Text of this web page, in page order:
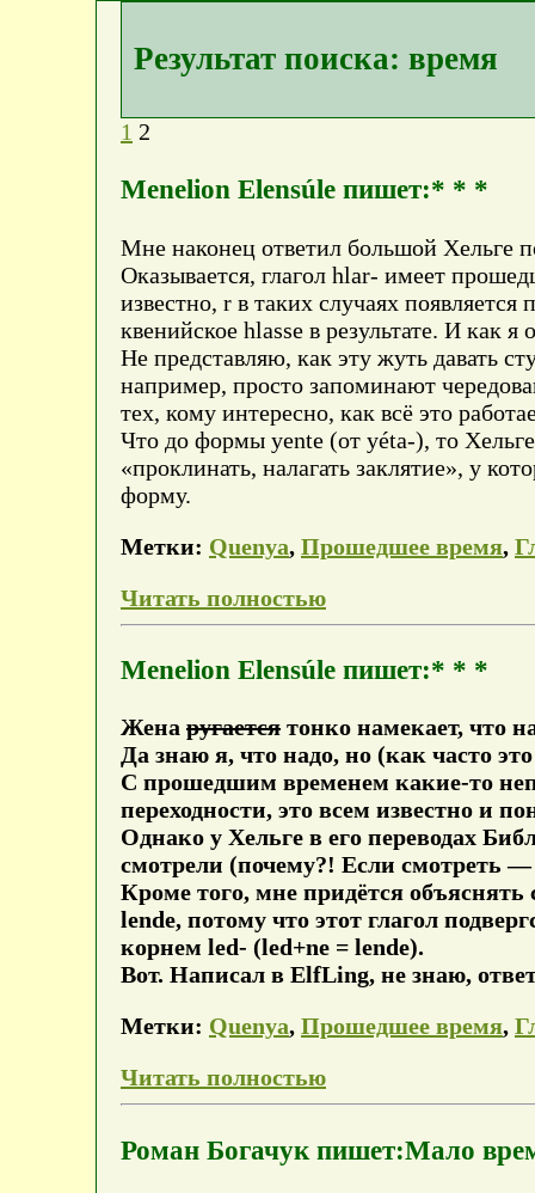
Результат поиска: время
1 2
Menelion Elensúle пишет:* * *
Мне наконец ответил большой Хельге
Оказывается, глагол hlar- имеет
известно, r в таких случаях
квенийское hlasse в результате. И как
Не представляю, как эту жуть давать
например, просто запоминают
тех, кому интересно, как всё это
Что до формы yente (от yéta-), то
«проклинать, налагать заклятие», у
форму.
Метки: Quenya, Прошедшее время,
Читать полностью
Menelion Elensúle пишет:* * *
Жена ругается тонко намекает, что
Да знаю я, что надо, но (как часто
С прошедшим временем какие-то
переходности, это всем известно и
Однако у Хельге в его переводах
смотрели (почему?! Если смотреть
Кроме того, мне придётся
lende, потому что этот глагол
корнем led- (led+ne = lende).
Вот. Написал в ElfLing, не знаю,
Метки: Quenya, Прошедшее время,
Читать полностью
Роман Богачук пишет:Мало